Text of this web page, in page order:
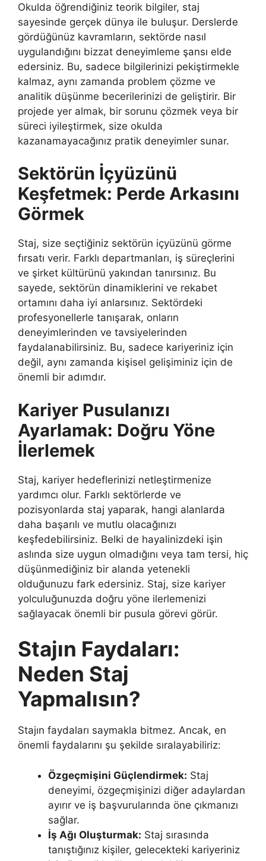
Okulda öğrendiğiniz teorik bilgiler, staj
sayesinde gerçek dünya ile buluşur. Derslerde
gördüğünüz kavramların, sektörde nasıl
uygulandığını bizzat deneyimleme şansı elde
edersiniz. Bu, sadece bilgilerinizi pekiştirmekle
kalmaz, aynı zamanda problem çözme ve
analitik düşünme becerilerinizi de geliştirir. Bir
projede yer almak, bir sorunu çözmek veya bir
süreci iyileştirmek, size okulda
kazanamayacağınız pratik deneyimler sunar.
Sektörün İçyüzünü
Keşfetmek: Perde Arkasını
Görmek
Staj, size seçtiğiniz sektörün içyüzünü görme
fırsatı verir. Farklı departmanları, iş süreçlerini
ve şirket kültürünü yakından tanırsınız. Bu
sayede, sektörün dinamiklerini ve rekabet
ortamını daha iyi anlarsınız. Sektördeki
profesyonellerle tanışarak, onların
deneyimlerinden ve tavsiyelerinden
faydalanabilirsiniz. Bu, sadece kariyeriniz için
değil, aynı zamanda kişisel gelişiminiz için de
önemli bir adımdır.
Kariyer Pusulanızı
Ayarlamak: Doğru Yöne
İlerlemek
Staj, kariyer hedeflerinizi netleştirmenize
yardımcı olur. Farklı sektörlerde ve
pozisyonlarda staj yaparak, hangi alanlarda
daha başarılı ve mutlu olacağınızı
keşfedebilirsiniz. Belki de hayalinizdeki işin
aslında size uygun olmadığını veya tam tersi, hiç
düşünmediğiniz bir alanda yetenekli
olduğunuzu fark edersiniz. Staj, size kariyer
yolculuğunuzda doğru yöne ilerlemenizi
sağlayacak önemli bir pusula görevi görür.
Stajın Faydaları:
Neden Staj
Yapmalısın?
Stajın faydaları saymakla bitmez. Ancak, en
önemli faydalarını şu şekilde sıralayabiliriz:
Özgeçmişini Güçlendirmek: Staj
deneyimi, özgeçmişinizi diğer adaylardan
ayırır ve iş başvurularında öne çıkmanızı
sağlar.
İş Ağı Oluşturmak: Staj sırasında
tanıştığınız kişiler, gelecekteki kariyeriniz